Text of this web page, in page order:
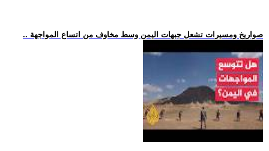
.. صواريخ ومسيرات تشعل جبهات اليمن وسط مخاوف من اتساع المواجهة